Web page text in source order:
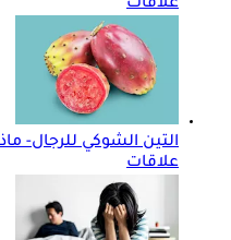
علاقات
التين الشوكي للرجال-
علاقات